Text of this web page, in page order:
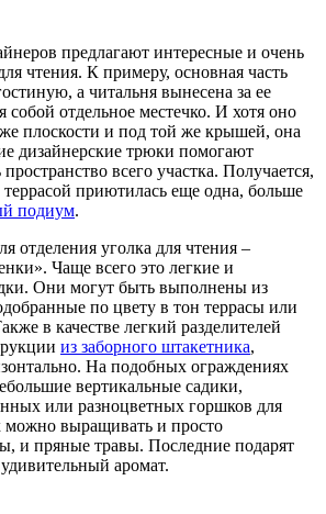
предлагают интересные и очень
чтения. К примеру, основная часть
а читальня вынесена за ее
собой отдельное местечко. И хотя оно
плоскости и под той же крышей, она
дизайнерские трюки помогают
всего участка. Получается,
приютилась еще одна, больше
подиум.
отделения уголка для чтения –
Чаще всего это легкие и
Они могут быть выполнены из
по цвету в тон террасы или
в качестве легкий разделителей
из заборного штакетника,
На подобных ограждениях
вертикальные садики,
или разноцветных горшков для
можно выращивать и просто
и пряные травы. Последние подарят
аромат.